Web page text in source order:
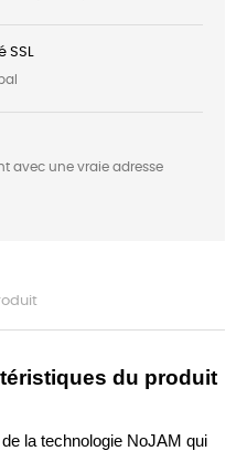
SSL
avec une vraie adresse
du produit
la technologie NoJAM qui